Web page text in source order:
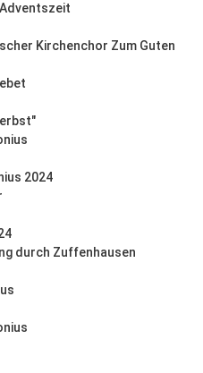
Kirchenchor Zum Guten
2024
durch Zuffenhausen